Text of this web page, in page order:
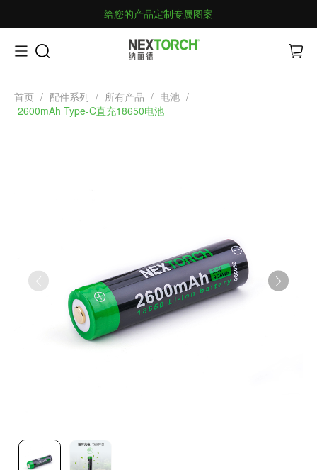
给您的产品定制专属图案
首页 / 配件系列 / 所有产品 / 电池 /
2600mAh Type-C直充18650电池